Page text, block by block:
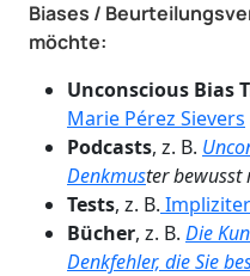
Biases /
möchte:
Unconscious Bias
Marie Pérez Sievers
Podcasts, z. B.
Denkmuster bewusst
Tests, z. B.
Bücher, z. B. Die
Denkfehler, die Sie